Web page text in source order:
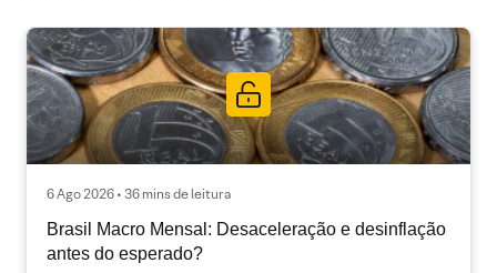
6 Ago 2026 • 36 mins de leitura
Brasil Macro Mensal: Desaceleração e desinflação
antes do esperado?